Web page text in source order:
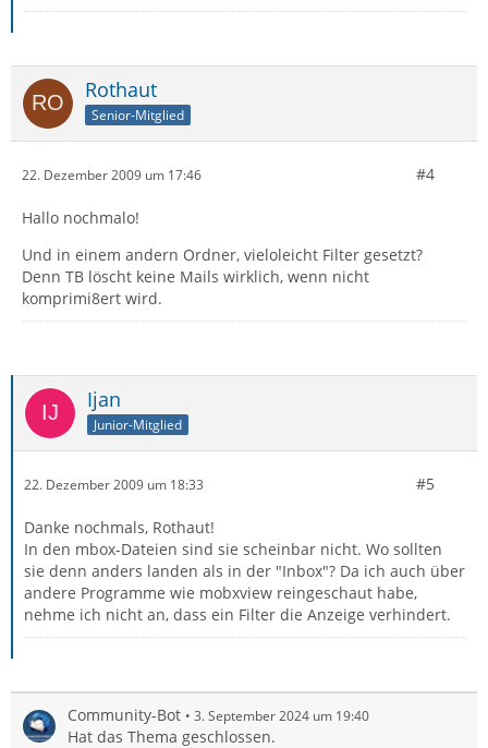
Rothaut
Senior-Mitglied
22. Dezember 2009 um 17:46 #4
Hallo nochmalo!
Und in einem andern Ordner, vieloleicht Filter gesetzt?
Denn TB löscht keine Mails wirklich, wenn nicht
komprimi8ert wird.
Ijan
Junior-Mitglied
22. Dezember 2009 um 18:33 #5
Danke nochmals, Rothaut!
In den mbox-Dateien sind sie scheinbar nicht. Wo sollten
sie denn anders landen als in der "Inbox"? Da ich auch über
andere Programme wie mobxview reingeschaut habe,
nehme ich nicht an, dass ein Filter die Anzeige verhindert.
Community-Bot 3. September 2024 um 19:40
Hat das Thema geschlossen.